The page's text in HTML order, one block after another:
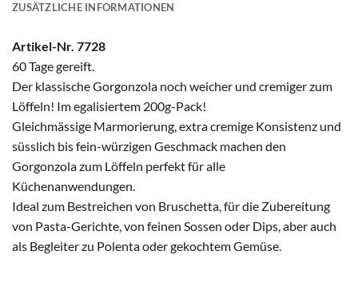
ZUSÄTZLICHE INFORMATIONEN
Artikel-Nr. 7728
60 Tage gereift.
Der klassische Gorgonzola noch weicher und cremiger zum
Löffeln! Im egalisiertem 200g-Pack!
Gleichmässige Marmorierung, extra cremige Konsistenz und
süsslich bis fein-würzigen Geschmack machen den
Gorgonzola zum Löffeln perfekt für alle
Küchenanwendungen.
Ideal zum Bestreichen von Bruschetta, für die Zubereitung
von Pasta-Gerichte, von feinen Sossen oder Dips, aber auch
als Begleiter zu Polenta oder gekochtem Gemüse.